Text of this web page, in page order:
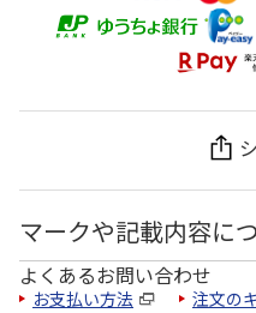
マークや記載内容に
よくあるお問い合わせ
お支払い方法 注文の